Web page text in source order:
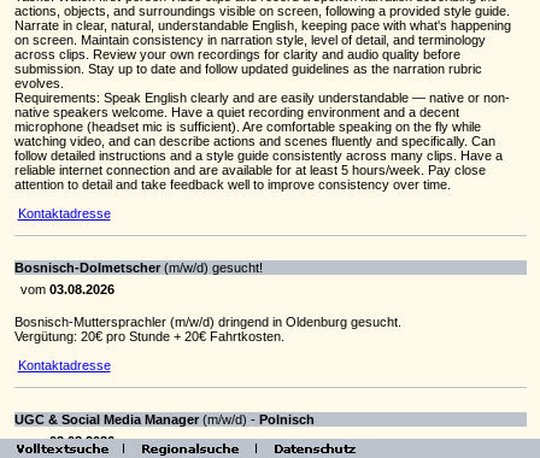
actions, objects, and surroundings visible on screen, following a provided style guide.
Narrate in clear, natural, understandable English, keeping pace with what's happening
on screen. Maintain consistency in narration style, level of detail, and terminology
across clips. Review your own recordings for clarity and audio quality before
submission. Stay up to date and follow updated guidelines as the narration rubric
evolves.
Requirements: Speak English clearly and are easily understandable — native or non-
native speakers welcome. Have a quiet recording environment and a decent
microphone (headset mic is sufficient). Are comfortable speaking on the fly while
watching video, and can describe actions and scenes fluently and specifically. Can
follow detailed instructions and a style guide consistently across many clips. Have a
reliable internet connection and are available for at least 5 hours/week. Pay close
attention to detail and take feedback well to improve consistency over time.
Kontaktadresse
Bosnisch-Dolmetscher(m/w/d) gesucht!
vom 03.08.2026
Bosnisch-Muttersprachler (m/w/d) dringend in Oldenburg gesucht.
Vergütung: 20€ pro Stunde + 20€ Fahrtkosten.
Kontaktadresse
UGC & Social Media Manager(m/w/d) - Polnisch
vom03.08.2026